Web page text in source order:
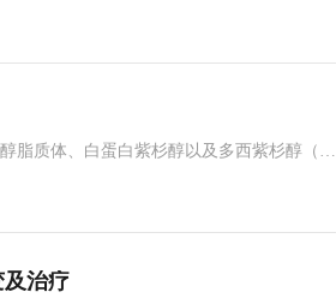
脂质体、白蛋白紫杉醇以及多西紫杉醇（多
治疗